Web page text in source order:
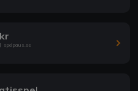
| spelpaus.se